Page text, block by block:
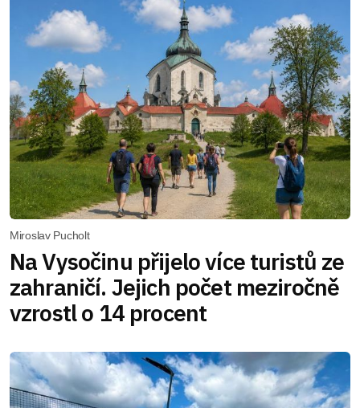
Miroslav Pucholt
Na Vysočinu přijelo více turistů ze
zahraničí. Jejich počet meziročně
vzrostl o 14 procent